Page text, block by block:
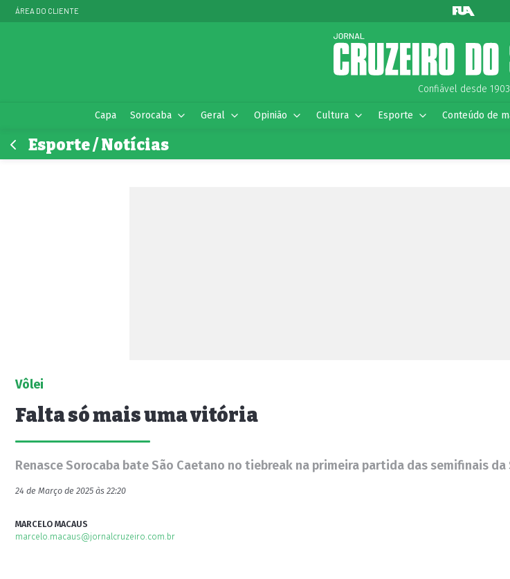
ÁREA DO CLIENTE
Confiável desde
Capa Sorocaba Geral Opinião Cultura Esporte Conteúdo de
Esporte / Notícias
Vôlei
Falta só mais uma vitória
Renasce Sorocaba bate São Caetano no tiebreak na primeira partida das semifinais da
24 de Março de 2025 às 22:20
MARCELO MACAUS
marcelo.macaus@jornalcruzeiro.com.br